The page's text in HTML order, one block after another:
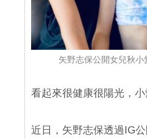
矢野志保公開女兒秋小
看起來很健康很陽光，
近日，矢野志保透過IG